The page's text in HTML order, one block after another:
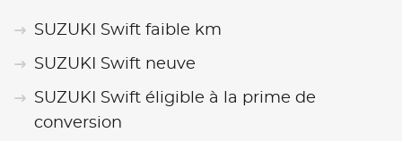
SUZUKI Swift faible km
SUZUKI Swift neuve
SUZUKI Swift éligible à la prime de
conversion